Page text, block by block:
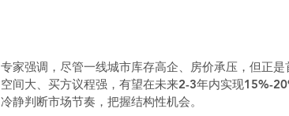
专家强调，尽管一线城市库存高企、房价承压，但正
空间大、买方议程强，有望在未来2-3年内实现15%-
冷静判断市场节奏，把握结构性机会。